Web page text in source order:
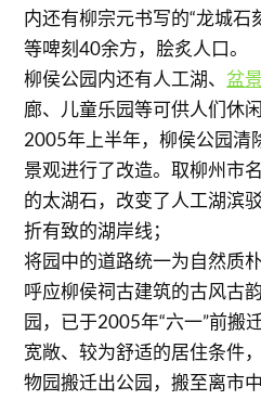
内还有柳宗元书写的“龙城石
等啤刻40余方，脍炙人口。
柳侯公园内还有人工湖、 盆
廊、儿童乐园等可供人们休闲
2005年上半年，柳侯公园清
景观进行了改造。取柳州市
的太湖石，改变了人工湖滨
折有致的湖岸线；
将园中的道路统一为自然质
呼应柳侯祠古建筑的古风古
园，已于2005年“六一”前搬
宽敞、较为舒适的居住条件
物园搬迁出公园，搬至离市